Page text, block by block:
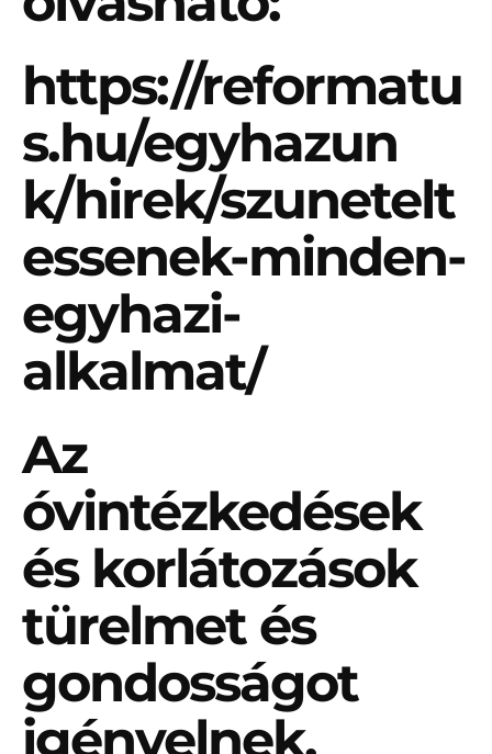
https://reformatu
s.hu/egyhazun
k/hirek/szunetelt
essenek-minden-
egyhazi-
alkalmat/
Az
óvintézkedések
és korlátozások
türelmet és
gondosságot
igényelnek.